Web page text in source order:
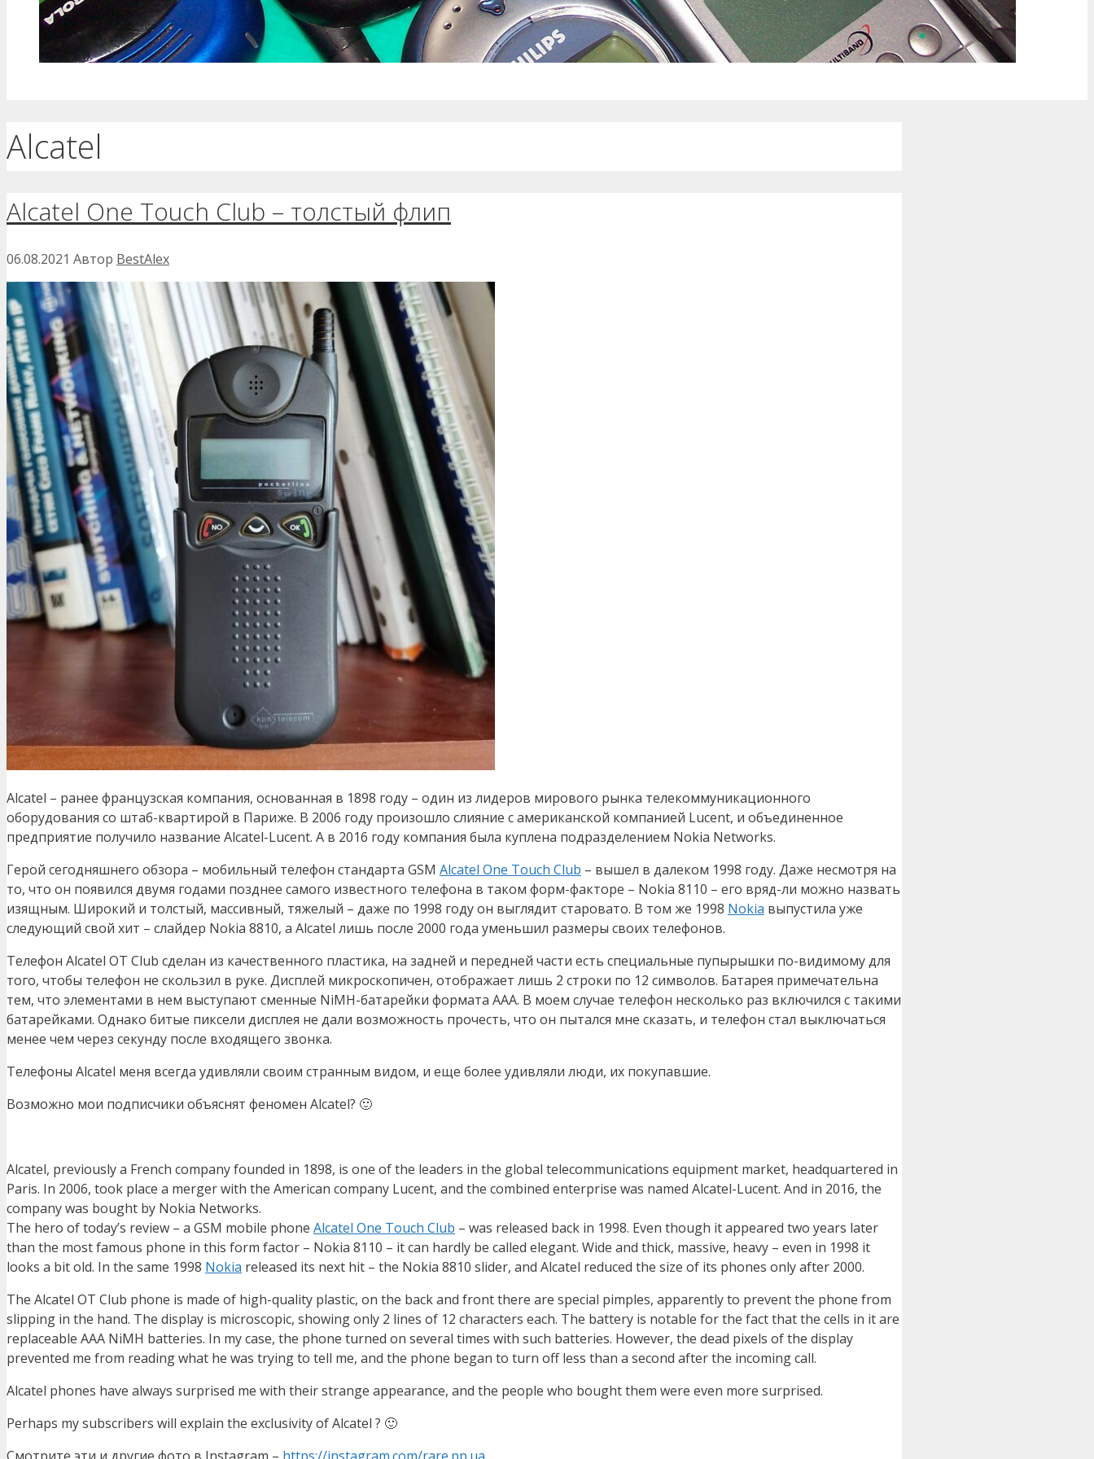
Alcatel
Alcatel One Touch Club – толстый флип
06.08.2021 Автор BestAlex
Alcatel – ранее французская компания, основанная в 1898 году – один из лидеров мирового рынка телекоммуникационного
оборудования со штаб-квартирой в Париже. В 2006 году произошло слияние с американской компанией Lucent, и объединенное
предприятие получило название Alcatel-Lucent. А в 2016 году компания была куплена подразделением Nokia Networks.
Герой сегодняшнего обзора – мобильный телефон стандарта GSM Alcatel One Touch Club – вышел в далеком 1998 году. Даже несмотря на
то, что он появился двумя годами позднее самого известного телефона в таком форм-факторе – Nokia 8110 – его вряд-ли можно назвать
изящным. Широкий и толстый, массивный, тяжелый – даже по 1998 году он выглядит старовато. В том же 1998 Nokia выпустила уже
следующий свой хит – слайдер Nokia 8810, а Alcatel лишь после 2000 года уменьшил размеры своих телефонов.
Телефон Alcatel OT Club сделан из качественного пластика, на задней и передней части есть специальные пупырышки по-видимому для
того, чтобы телефон не скользил в руке. Дисплей микроскопичен, отображает лишь 2 строки по 12 символов. Батарея примечательна
тем, что элементами в нем выступают сменные NiMH-батарейки формата AAA. В моем случае телефон несколько раз включился с такими
батарейками. Однако битые пиксели дисплея не дали возможность прочесть, что он пытался мне сказать, и телефон стал выключаться
менее чем через секунду после входящего звонка.
Телефоны Alcatel меня всегда удивляли своим странным видом, и еще более удивляли люди, их покупавшие.
Возможно мои подписчики объяснят феномен Alcatel? 🙂
Alcatel, previously a French company founded in 1898, is one of the leaders in the global telecommunications equipment market, headquartered in
Paris. In 2006, took place a merger with the American company Lucent, and the combined enterprise was named Alcatel-Lucent. And in 2016, the
company was bought by Nokia Networks.
The hero of today’s review – a GSM mobile phone Alcatel One Touch Club – was released back in 1998. Even though it appeared two years later
than the most famous phone in this form factor – Nokia 8110 – it can hardly be called elegant. Wide and thick, massive, heavy – even in 1998 it
looks a bit old. In the same 1998 Nokia released its next hit – the Nokia 8810 slider, and Alcatel reduced the size of its phones only after 2000.
The Alcatel OT Club phone is made of high-quality plastic, on the back and front there are special pimples, apparently to prevent the phone from
slipping in the hand. The display is microscopic, showing only 2 lines of 12 characters each. The battery is notable for the fact that the cells in it are
replaceable AAA NiMH batteries. In my case, the phone turned on several times with such batteries. However, the dead pixels of the display
prevented me from reading what he was trying to tell me, and the phone began to turn off less than a second after the incoming call.
Alcatel phones have always surprised me with their strange appearance, and the people who bought them were even more surprised.
Perhaps my subscribers will explain the exclusivity of Alcatel ? 🙂